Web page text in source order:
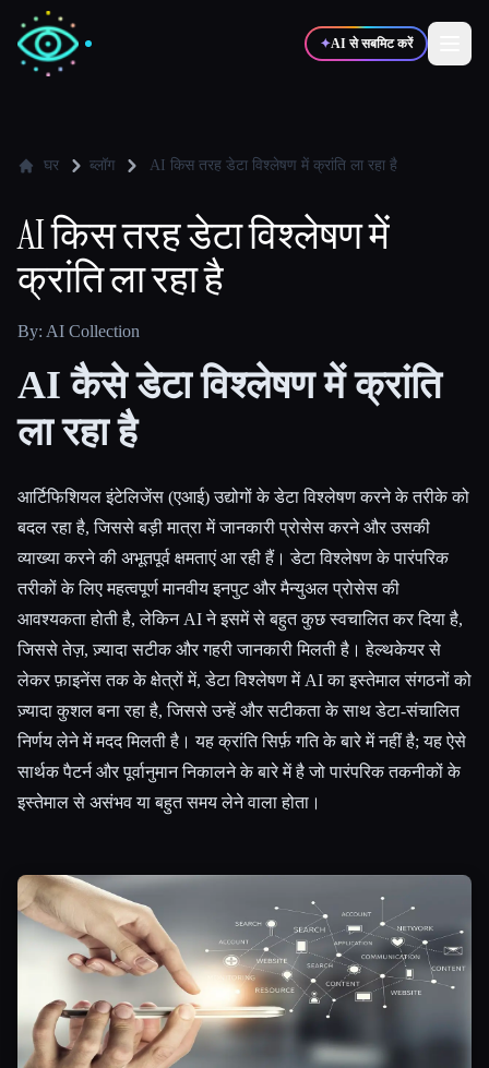
✦AI से सबमिट करें
✍️ लेखक 🎨डिज़ाइनर
💻डेवलपर्स 📈मार्केटर्स
ब्लॉग
सभी श्रेणियाँ
हमारे बारे में
घर ब्लॉग AI किस तरह डेटा विश्लेषण में क्रांति ला रहा है
AI किस तरह डेटा विश्लेषण में
क्रांति ला रहा है
By: AI Collection
AI कैसे डेटा विश्लेषण में क्रांति
ला रहा है
आर्टिफिशियल इंटेलिजेंस (एआई) उद्योगों के डेटा विश्लेषण करने के तरीके को
बदल रहा है, जिससे बड़ी मात्रा में जानकारी प्रोसेस करने और उसकी
व्याख्या करने की अभूतपूर्व क्षमताएं आ रही हैं। डेटा विश्लेषण के पारंपरिक
तरीकों के लिए महत्वपूर्ण मानवीय इनपुट और मैन्युअल प्रोसेस की
आवश्यकता होती है, लेकिन AI ने इसमें से बहुत कुछ स्वचालित कर दिया है,
जिससे तेज़, ज़्यादा सटीक और गहरी जानकारी मिलती है। हेल्थकेयर से
लेकर फ़ाइनेंस तक के क्षेत्रों में, डेटा विश्लेषण में AI का इस्तेमाल संगठनों को
ज़्यादा कुशल बना रहा है, जिससे उन्हें और सटीकता के साथ डेटा-संचालित
निर्णय लेने में मदद मिलती है। यह क्रांति सिर्फ़ गति के बारे में नहीं है; यह ऐसे
सार्थक पैटर्न और पूर्वानुमान निकालने के बारे में है जो पारंपरिक तकनीकों के
इस्तेमाल से असंभव या बहुत समय लेने वाला होता।